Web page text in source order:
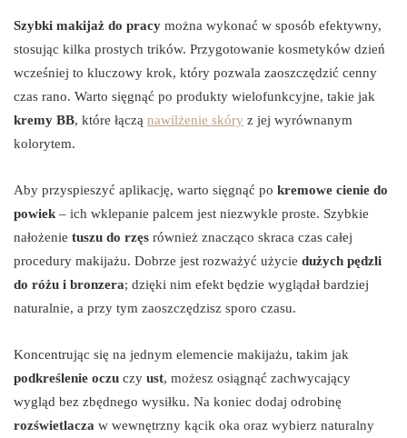
Szybki makijaż do pracy można wykonać w sposób efektywny,
stosując kilka prostych trików. Przygotowanie kosmetyków dzień
wcześniej to kluczowy krok, który pozwala zaoszczędzić cenny
czas rano. Warto sięgnąć po produkty wielofunkcyjne, takie jak
kremy BB, które łączą nawilżenie skóry z jej wyrównanym
kolorytem.
Aby przyspieszyć aplikację, warto sięgnąć po kremowe cienie do
powiek – ich wklepanie palcem jest niezwykle proste. Szybkie
nałożenie tuszu do rzęs również znacząco skraca czas całej
procedury makijażu. Dobrze jest rozważyć użycie dużych pędzli
do różu i bronzera; dzięki nim efekt będzie wyglądał bardziej
naturalnie, a przy tym zaoszczędzisz sporo czasu.
Koncentrując się na jednym elemencie makijażu, takim jak
podkreślenie oczu czy ust, możesz osiągnąć zachwycający
wygląd bez zbędnego wysiłku. Na koniec dodaj odrobinę
rozświetlacza w wewnętrzny kącik oka oraz wybierz naturalny